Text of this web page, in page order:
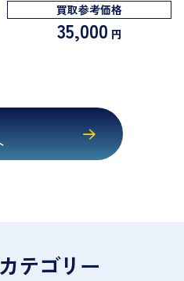
買取参考価格
35,000 円
テゴリー